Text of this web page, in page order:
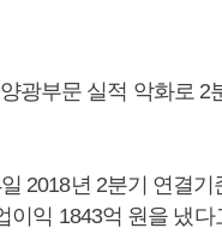
광부문 실적 악화로 2
2018년 2분기 연결기
이익 1843억 원을 냈다